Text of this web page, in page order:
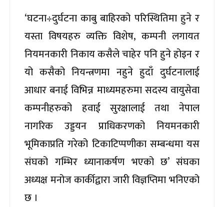
‘घटना÷दुर्घटना काबु बाहिरको परिस्थितिमा हुने र
यस्ता विषयहरु व्यक्ति विशेष, कम्पनी लगायत
नियमनकारी निकाय कसैले चाहेर पनि हुने होइन र
यो कसैको नियन्त्रणमा नहुने हुदाँ दुर्घटनालाई
आधार बनाई विभिन्न माध्यमहरुमा सदस्य वायुसेवा
कम्पनीहरुको हवाई सुरक्षालाई तथा नेपाल
नागरिक उड्डयन प्राधिकरणको नियमनकारी
भूमिकाप्रति गरेको टिकाटिप्पणीका सम्बन्धमा यस
संघको गम्भिर ध्यानाकर्षण भएको छ’ संघका
अध्यक्ष मनोज कार्कीद्वारा जारी विज्ञप्तिमा भनिएको
छ ।